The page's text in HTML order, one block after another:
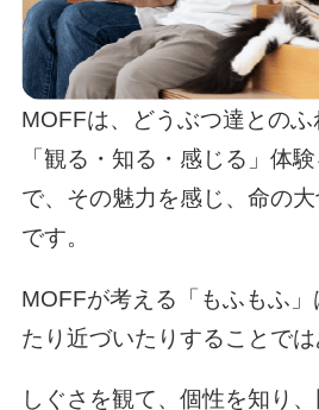
MOFFは、どうぶつ達との
「観る・知る・感じる」体
で、その魅力を感じ、命の
です。
MOFFが考える「もふもふ
たり近づいたりすることでは
しぐさを観て、個性を知り